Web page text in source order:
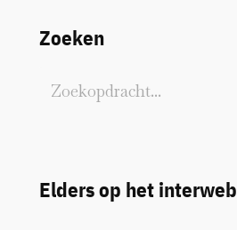
Zoeken
Elders op het interweb